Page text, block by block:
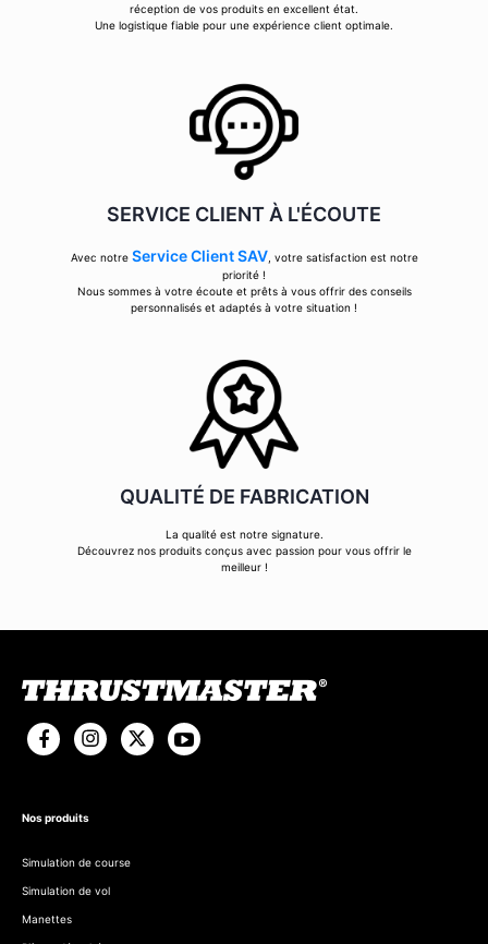
réception de vos produits en excellent état.
Une logistique fiable pour une expérience client optimale.
SERVICE CLIENT À L'ÉCOUTE
Avec notre Service Client SAV, votre satisfaction est notre
priorité !
Nous sommes à votre écoute et prêts à vous offrir des conseils
personnalisés et adaptés à votre situation !
QUALITÉ DE FABRICATION
La qualité est notre signature.
Découvrez nos produits conçus avec passion pour vous offrir le
meilleur !
Nos produits
Simulation de course
Simulation de vol
Manettes